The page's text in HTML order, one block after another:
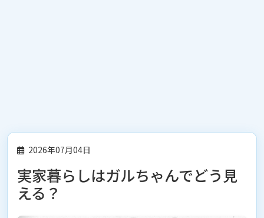
2026年07月04日
実家暮らしはガルちゃんでどう見
える？